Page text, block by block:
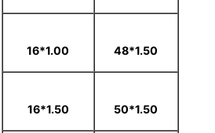
1.50*48
1.00*16
1.50*50
1.50*16